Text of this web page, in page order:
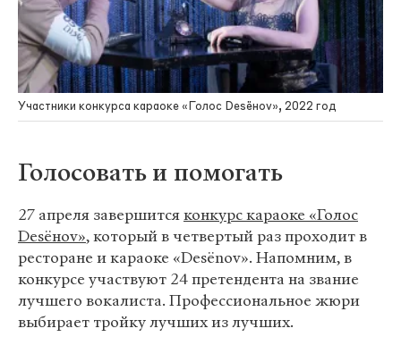
Участники конкурса караоке «Голос Desёноv», 2022 год
Голосовать и помогать
27 апреля завершитсяконкурс караоке «Голос
Desёноv», который в четвертый раз проходит в
ресторане и караоке «Desёnov». Напомним, в
конкурсе участвуют 24 претендента на звание
лучшего вокалиста. Профессиональное жюри
выбирает тройку лучших из лучших.